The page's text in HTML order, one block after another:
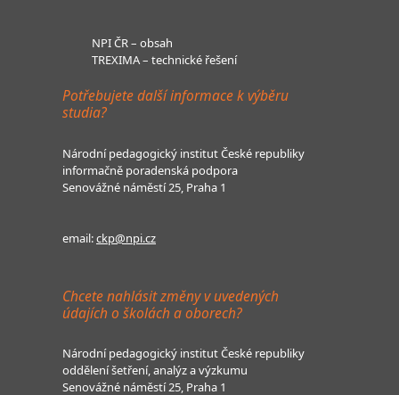
NPI ČR – obsah
TREXIMA – technické řešení
Potřebujete další informace k výběru
studia?
Národní pedagogický institut České republiky
informačně poradenská podpora
Senovážné náměstí 25, Praha 1
email:ckp@npi.cz
Chcete nahlásit změny v uvedených
údajích o školách a oborech?
Národní pedagogický institut České republiky
oddělení šetření, analýz a výzkumu
Senovážné náměstí 25, Praha 1